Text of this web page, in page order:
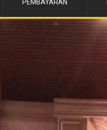
PEMBAYARAN